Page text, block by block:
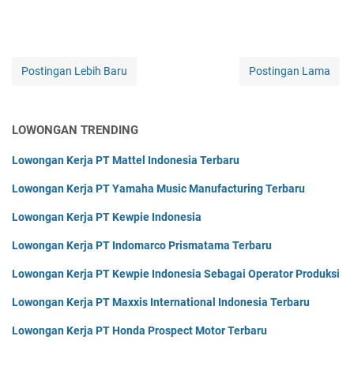
Postingan Lebih Baru Postingan Lama
LOWONGAN TRENDING
Lowongan Kerja PT Mattel Indonesia Terbaru
Lowongan Kerja PT Yamaha Music Manufacturing Terbaru
Lowongan Kerja PT Kewpie Indonesia
Lowongan Kerja PT Indomarco Prismatama Terbaru
Lowongan Kerja PT Kewpie Indonesia Sebagai Operator Produksi
Lowongan Kerja PT Maxxis International Indonesia Terbaru
Lowongan Kerja PT Honda Prospect Motor Terbaru